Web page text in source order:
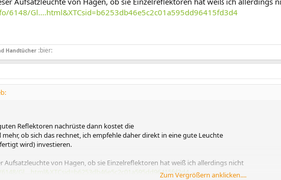
6148/Gl....html&XTCsid=b6253db46e5c2c01a595dd96415fd3d4
Handtücher :bier:
Reflektoren nachrüste dann kostet die
ob sich das rechnet, ich empfehle daher direkt in eine gute Leuchte
wird) investieren.
Aufsatzleuchte von Hagen, ob sie Einzelreflektoren hat weiß ich allerdings nicht
Gl....html&XTCsid=b6253db46e5c2c01a595dd96415fd3d4Zum Vergrößern anklicken....